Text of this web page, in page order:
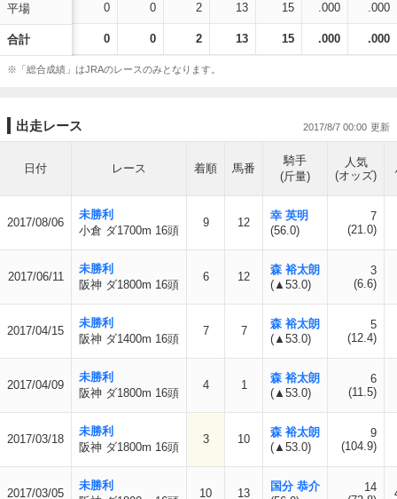
平場
合計
0 0 2 13 15 .000 .000
0 0 2 13 15 .000 .000
※「総合成績」はJRAのレースのみとなります。
出走レース 2017/8/7 00:00
日付 レース 着順 馬番
騎手
(斤量)
人気
(オッズ)
2017/08/06
未勝利
小倉 ダ1700m 16頭
9 12
幸 英明
(56.0)
7
(21.0)
2017/06/11
未勝利
阪神 ダ1800m 16頭
6 12
森 裕太朗
(▲53.0)
3
(6.6)
2017/04/15
未勝利
阪神 ダ1400m 16頭
7 7
森 裕太朗
(▲53.0)
5
(12.4)
2017/04/09
未勝利
阪神 ダ1800m 16頭
4 1
森 裕太朗
(▲53.0)
6
(11.5)
2017/03/18
未勝利
阪神 ダ1800m 16頭
3 10
森 裕太朗
(▲53.0)
9
(104.9)
2017/03/05
未勝利
10 13
国分 恭介
14